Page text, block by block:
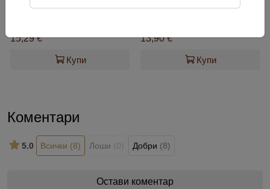
Водка Береста Winter tear
15,29 €
Купи
13,90 €
Купи
Коментари
5.0 Всички (8) Лоши (0) Добри (8)
Остави коментар